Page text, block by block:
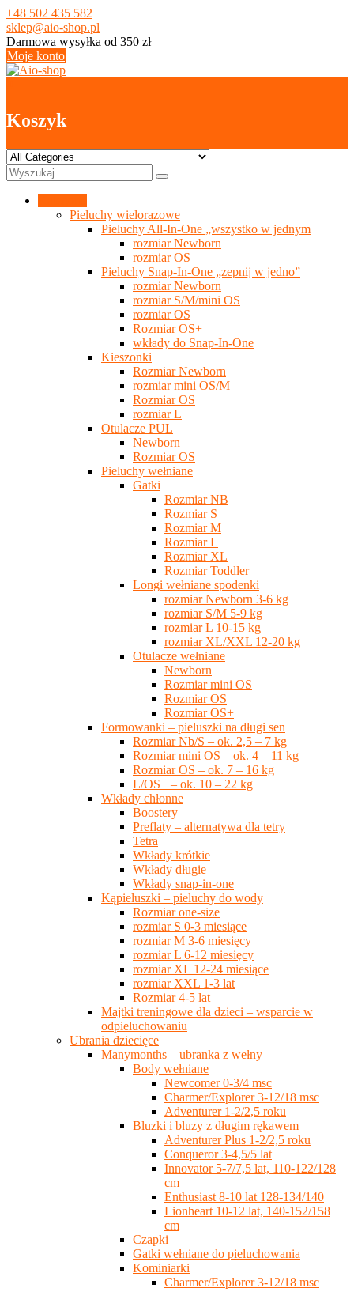
Skip
to
content
+48 502 435 582
sklep@aio-shop.pl
Darmowa wysyłka od 350 zł
Moje konto
Koszyk
Pieluchy wielorazowe
Pieluchy All-In-One „wszystko w jednym
rozmiar Newborn
rozmiar OS
Pieluchy Snap-In-One „zepnij w jedno”
rozmiar Newborn
rozmiar S/M/mini OS
rozmiar OS
Rozmiar OS+
wkłady do Snap-In-One
Kieszonki
Rozmiar Newborn
rozmiar mini OS/M
Rozmiar OS
rozmiar L
Otulacze PUL
Newborn
Rozmiar OS
Pieluchy wełniane
Gatki
Rozmiar NB
Rozmiar S
Rozmiar M
Rozmiar L
Rozmiar XL
Rozmiar Toddler
Longi wełniane spodenki
rozmiar Newborn 3-6 kg
rozmiar S/M 5-9 kg
rozmiar L 10-15 kg
rozmiar XL/XXL 12-20 kg
Otulacze wełniane
Newborn
Rozmiar mini OS
Rozmiar OS
Rozmiar OS+
Formowanki – pieluszki na długi sen
Rozmiar Nb/S – ok. 2,5 – 7 kg
Rozmiar mini OS – ok. 4 – 11 kg
Rozmiar OS – ok. 7 – 16 kg
L/OS+ – ok. 10 – 22 kg
Wkłady chłonne
Boostery
Preflaty – alternatywa dla tetry
Tetra
Wkłady krótkie
Wkłady długie
Wkłady snap-in-one
Kąpieluszki – pieluchy do wody
Rozmiar one-size
rozmiar S 0-3 miesiące
rozmiar M 3-6 miesięcy
rozmiar L 6-12 miesięcy
rozmiar XL 12-24 miesiące
rozmiar XXL 1-3 lat
Rozmiar 4-5 lat
Majtki treningowe dla dzieci – wsparcie w
odpieluchowaniu
Ubrania dziecięce
Manymonths – ubranka z wełny
Body wełniane
Newcomer 0-3/4 msc
Charmer/Explorer 3-12/18 msc
Adventurer 1-2/2,5 roku
Bluzki i bluzy z długim rękawem
Adventurer Plus 1-2/2,5 roku
Conqueror 3-4,5/5 lat
Innovator 5-7/7,5 lat, 110-122/128
cm
Enthusiast 8-10 lat 128-134/140
Lionheart 10-12 lat, 140-152/158
cm
Czapki
Gatki wełniane do pieluchowania
Kominiarki
Charmer/Explorer 3-12/18 msc